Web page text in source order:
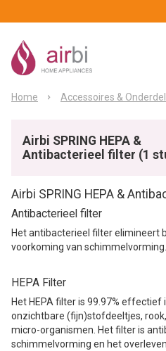
Home Accessoires &
Airbi SPRING HEPA &
Antibacterieel filter (1
Airbi SPRING HEPA &
Antibacterieel filter
Het antibacterieel filter elimineert
voorkoming van schimmelvorming.
HEPA Filter
Het HEPA filter is 99.97%
onzichtbare (fijn)stofdeeltjes,
micro-organismen. Het filter is
schimmelvorming en het